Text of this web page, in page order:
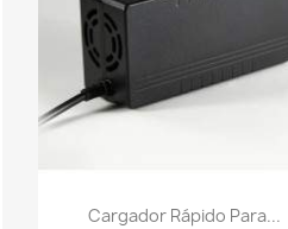
Vista rápida
Cargador Rápido Para...